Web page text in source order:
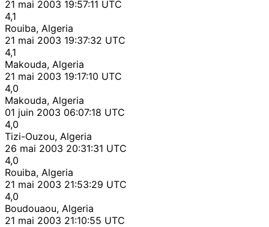
21 mai 2003 19:57:11 UTC
4,1
Rouiba, Algeria
21 mai 2003 19:37:32 UTC
4,1
Makouda, Algeria
21 mai 2003 19:17:10 UTC
4,0
Makouda, Algeria
01 juin 2003 06:07:18 UTC
4,0
Tizi-Ouzou, Algeria
26 mai 2003 20:31:31 UTC
4,0
Rouiba, Algeria
21 mai 2003 21:53:29 UTC
4,0
Boudouaou, Algeria
21 mai 2003 21:10:55 UTC